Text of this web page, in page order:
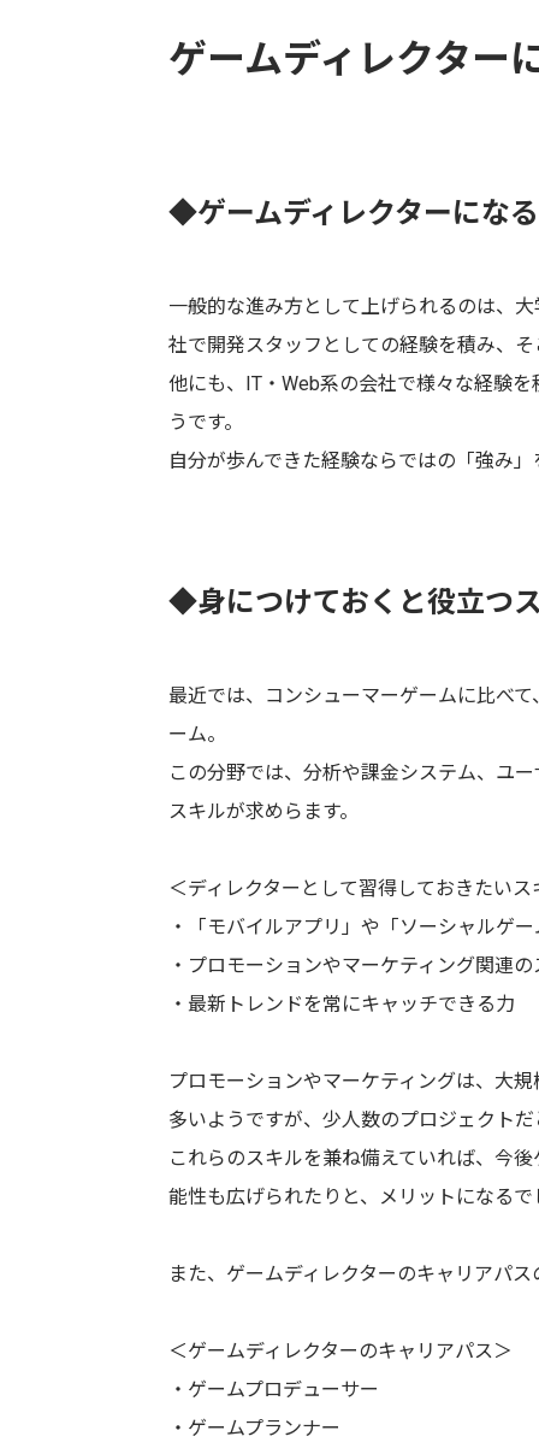
ゲームディレクター
◆ゲームディレクターにな
一般的な進み方として上げられるのは、
社で開発スタッフとしての経験を積み、
他にも、IT・Web系の会社で様々な経験
うです。
自分が歩んできた経験ならではの「強み
◆身につけておくと役立つ
最近では、コンシューマーゲームに比べ
ーム。
この分野では、分析や課金システム、ユ
スキルが求めらます。
＜ディレクターとして習得しておきたいス
・「モバイルアプリ」や「ソーシャルゲ
・プロモーションやマーケティング関連の
・最新トレンドを常にキャッチできる力
プロモーションやマーケティングは、大
多いようですが、少人数のプロジェクト
これらのスキルを兼ね備えていれば、今
能性も広げられたりと、メリットになるで
また、ゲームディレクターのキャリアパ
＜ゲームディレクターのキャリアパス＞
・ゲームプロデューサー
・ゲームプランナー